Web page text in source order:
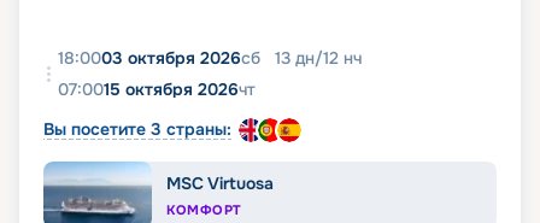
18:0003 октября 2026сб 13 дн/12 нч
07:0015 октября 2026чт
Вы посетите 3 страны:
MSC Virtuosa
КОМФОРТ